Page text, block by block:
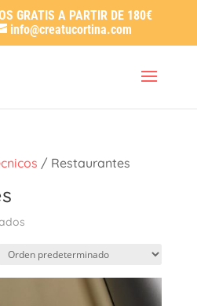
GRATIS A PARTIR DE 180€
info@creatucortina.com
/ Restaurantes